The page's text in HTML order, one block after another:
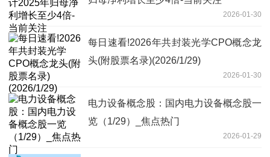
2026-01-30
每日速看!2026年共封装光学CPO概念龙
头(附股票名录)(2026/1/29)
2026-01-30
电力设备概念股：国内电力设备概念股一
览（1/29）_焦点热门
2026-01-29